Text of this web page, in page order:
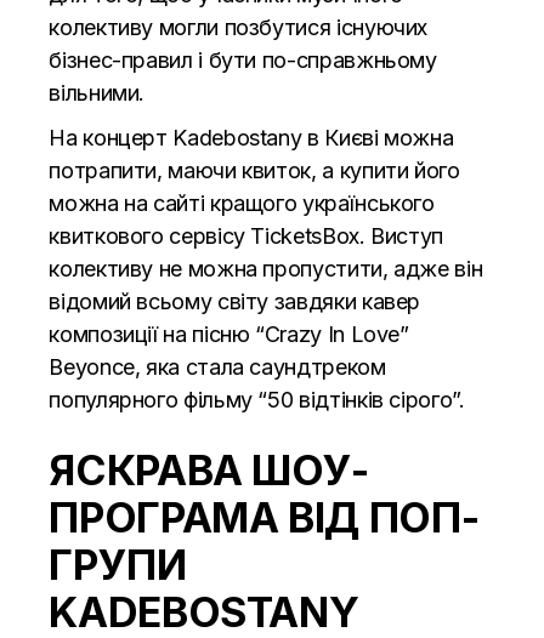
колективу могли позбутися існуючих
бізнес-правил і бути по-справжньому
вільними.
На концерт Kadebostany в Києві можна
потрапити, маючи квиток, а купити його
можна на сайті кращого українського
квиткового сервісу TicketsBox. Виступ
колективу не можна пропустити, адже він
відомий всьому світу завдяки кавер
композиції на пісню “Crazy In Love”
Beyonce, яка стала саундтреком
популярного фільму “50 відтінків сірого”.
ЯСКРАВА ШОУ-
ПРОГРАМА ВІД ПОП-
ГРУПИ
KADEBOSTANY